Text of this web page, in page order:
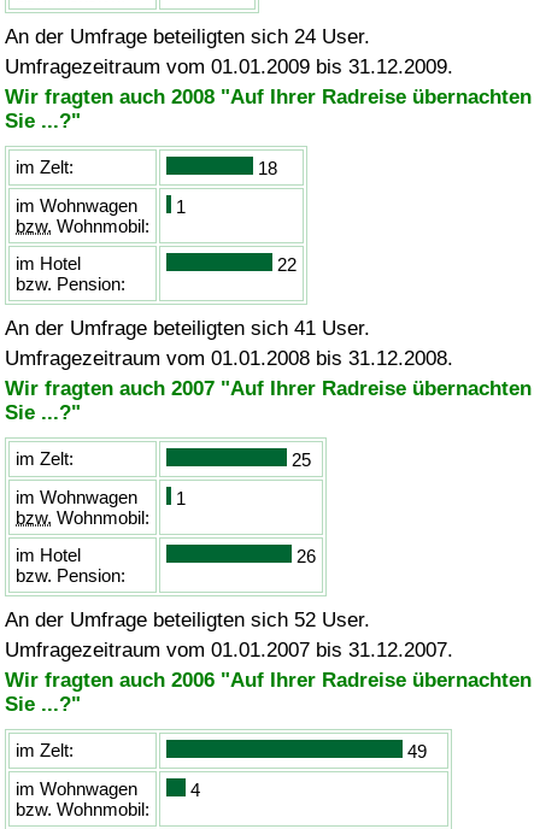
An der Umfrage beteiligten sich 24 User.
Umfragezeitraum vom 01.01.2009 bis 31.12.2009.
Wir fragten auch 2008 "Auf Ihrer Radreise übernachten
Sie ...?"
im Zelt:
18
im Wohnwagen
bzw. Wohnmobil:
1
im Hotel
bzw. Pension:
22
An der Umfrage beteiligten sich 41 User.
Umfragezeitraum vom 01.01.2008 bis 31.12.2008.
Wir fragten auch 2007 "Auf Ihrer Radreise übernachten
Sie ...?"
im Zelt:
25
im Wohnwagen
bzw. Wohnmobil:
1
im Hotel
bzw. Pension:
26
An der Umfrage beteiligten sich 52 User.
Umfragezeitraum vom 01.01.2007 bis 31.12.2007.
Wir fragten auch 2006 "Auf Ihrer Radreise übernachten
Sie ...?"
im Zelt:
49
im Wohnwagen
bzw. Wohnmobil:
4